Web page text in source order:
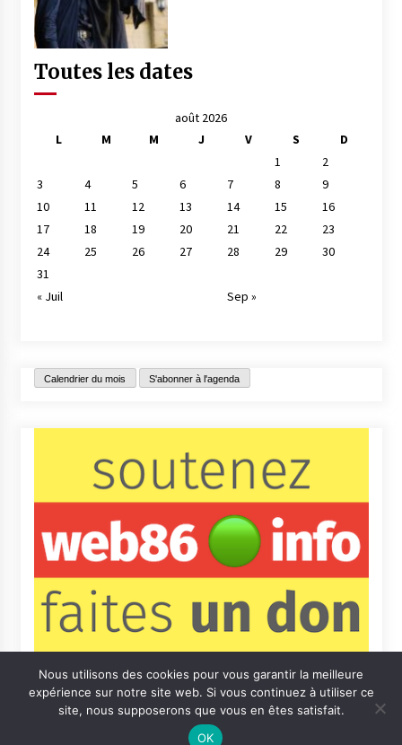
Toutes les dates
août 2026
L
M M J V S
D
1
2
3
4 5 6 7 8
9
10
11 12 13 14 15
16
17
18 19 20 21 22
23
24
25 26 27 28 29
30
31
« Juil
Sep »
Calendrier du mois S'abonner à l'agenda
Qui sommes-nous ? Informations légales
Nous utilisons des cookies pour vous garantir la meilleure
expérience sur notre site web. Si vous continuez à utiliser ce
site, nous supposerons que vous en êtes satisfait.
OK